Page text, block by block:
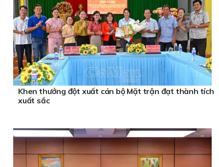
Khen thưởng đột xuất cán bộ Mặt trận đạt thành tích
xuất sắc